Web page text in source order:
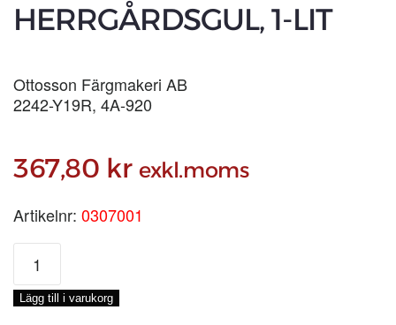
HERRGÅRDSGUL, 1-LIT
Ottosson Färgmakeri AB
2242-Y19R, 4A-920
367,80 kr exkl.moms
Artikelnr: 0307001
LINOLJEFÄRG
HERRGÅRDSGUL,
1-
LIT
Lägg till i varukorg